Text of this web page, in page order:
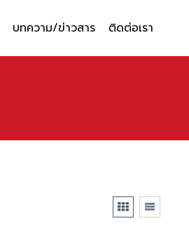
บทความ/ข่าวสาร ติดต่อเรา